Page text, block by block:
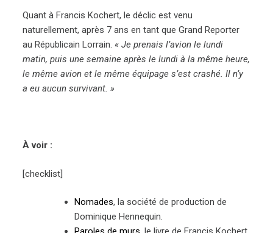
Quant à Francis Kochert, le déclic est venu
naturellement, après 7 ans en tant que Grand Reporter
au Républicain Lorrain.« Je prenais l’avion le lundi
matin, puis une semaine après le lundi à la même heure,
le même avion et le même équipage s’est crashé. Il n’y
a eu aucun survivant. »
À voir :
[checklist]
Nomades, la société de production de
Dominique Hennequin.